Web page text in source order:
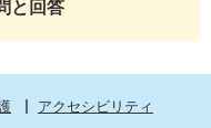
と回答
アクセシビリティ